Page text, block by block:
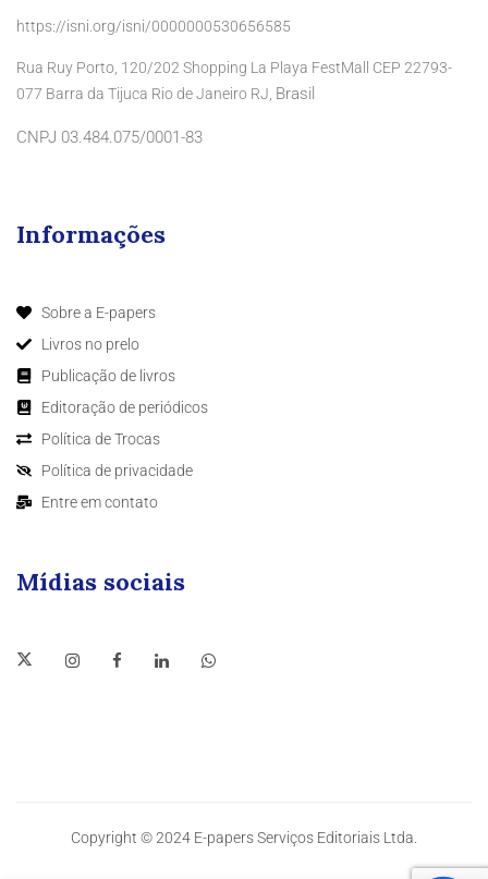
https://isni.org/isni/0000000530656585
Rua Ruy Porto, 120/202 Shopping La Playa FestMall CEP 22793-
077 Barra da Tijuca Rio de Janeiro RJ, Brasil
CNPJ 03.484.075/0001-83
Informações
Sobre a E-papers
Livros no prelo
Publicação de livros
Editoração de periódicos
Política de Trocas
Política de privacidade
Entre em contato
Mídias sociais
Copyright © 2024 E-papers Serviços Editoriais Ltda.